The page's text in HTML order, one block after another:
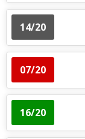
14/20
07/20
16/20